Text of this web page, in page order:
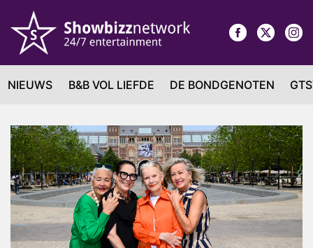
NIEUWS B&B VOL LIEFDE DE BONDGENOTEN